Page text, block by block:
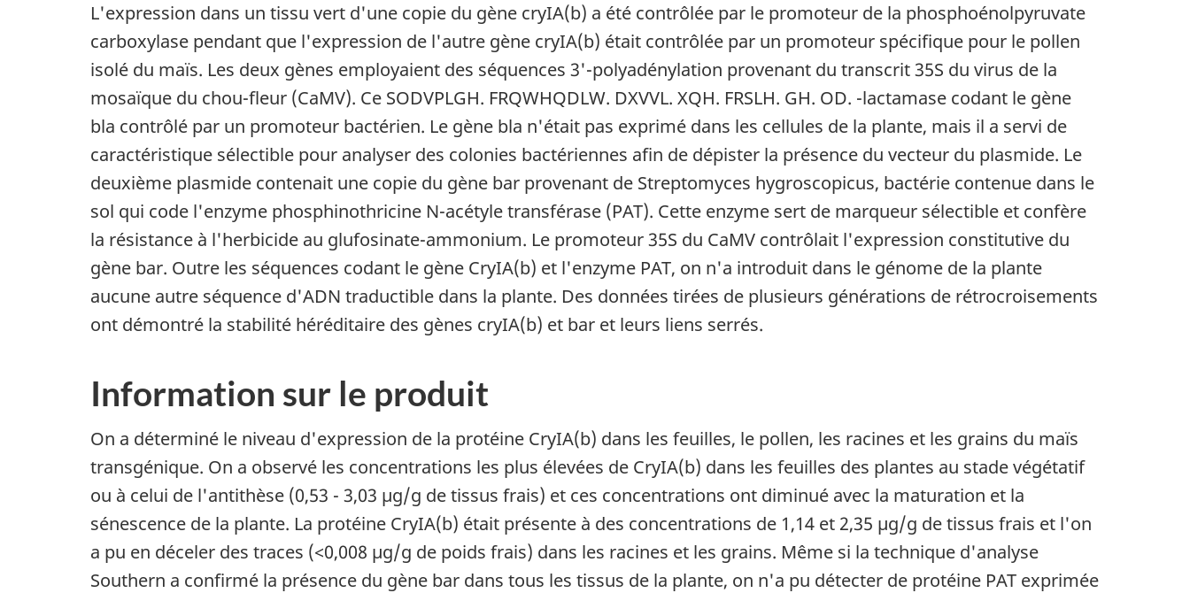
L'expression dans un tissu vert d'une copie du gène cryIA(b) a été contrôlée par le promoteur de la phosphoénolpyruvate
carboxylase pendant que l'expression de l'autre gène cryIA(b) était contrôlée par un promoteur spécifique pour le pollen
isolé du maïs. Les deux gènes employaient des séquences 3'-polyadénylation provenant du transcrit 35S du virus de la
mosaïque du chou-fleur (CaMV). Ce SODVPLGH. FRQWHQDLW. DXVVL. XQH. FRSLH. GH. OD. -lactamase codant le gène
bla contrôlé par un promoteur bactérien. Le gène bla n'était pas exprimé dans les cellules de la plante, mais il a servi de
caractéristique sélectible pour analyser des colonies bactériennes afin de dépister la présence du vecteur du plasmide. Le
deuxième plasmide contenait une copie du gène bar provenant de Streptomyces hygroscopicus, bactérie contenue dans le
sol qui code l'enzyme phosphinothricine N-acétyle transférase (PAT). Cette enzyme sert de marqueur sélectible et confère
la résistance à l'herbicide au glufosinate-ammonium. Le promoteur 35S du CaMV contrôlait l'expression constitutive du
gène bar. Outre les séquences codant le gène CryIA(b) et l'enzyme PAT, on n'a introduit dans le génome de la plante
aucune autre séquence d'ADN traductible dans la plante. Des données tirées de plusieurs générations de rétrocroisements
ont démontré la stabilité héréditaire des gènes cryIA(b) et bar et leurs liens serrés.
Information sur le produit
On a déterminé le niveau d'expression de la protéine CryIA(b) dans les feuilles, le pollen, les racines et les grains du maïs
transgénique. On a observé les concentrations les plus élevées de CryIA(b) dans les feuilles des plantes au stade végétatif
ou à celui de l'antithèse (0,53 - 3,03 µg/g de tissus frais) et ces concentrations ont diminué avec la maturation et la
sénescence de la plante. La protéine CryIA(b) était présente à des concentrations de 1,14 et 2,35 µg/g de tissus frais et l'on
a pu en déceler des traces (<0,008 µg/g de poids frais) dans les racines et les grains. Même si la technique d'analyse
Southern a confirmé la présence du gène bar dans tous les tissus de la plante, on n'a pu détecter de protéine PAT exprimée